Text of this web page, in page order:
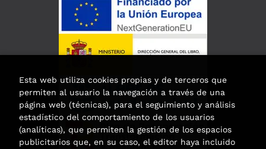
Esta web utiliza cookies propias y de terceros que
permiten al usuario la navegación a través de una
página web (técnicas), para el seguimiento y análisis
estadístico del comportamiento de los usuarios
(analíticas), que permiten la gestión de los espacios
publicitarios que, en su caso, el editor haya incluido